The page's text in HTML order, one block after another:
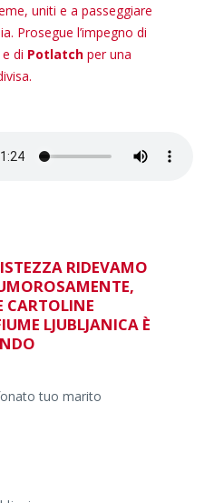
uniti e a passeggiare
Prosegue l’impegno di
e di Potlatch per una
RIDEVAMO
CARTOLINE
LJUBLJANICA È
tuo marito